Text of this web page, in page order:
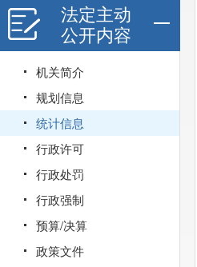
法定主动
公开内容
机关简介
规划信息
统计信息
行政许可
行政处罚
行政强制
预算/决算
政策文件